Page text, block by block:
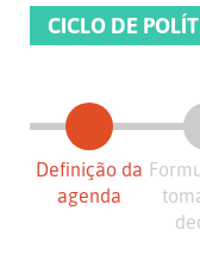
CICLO DE
Definição da
agenda